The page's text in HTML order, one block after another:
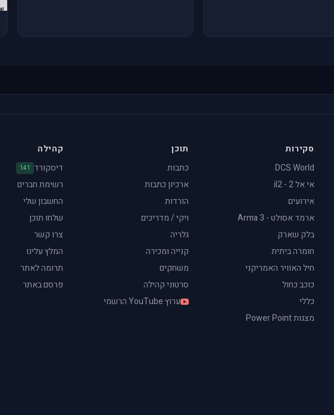
סקירות
DCS World
אי אל 2 - il2
אירועים
ארמד אסולט - Arma 3
בלק שארק
חומרה ביתית
חיל האוויר האמריקני
כוכב כחול
כללי
מצגות Power Point
תוכן
כתבות
ארכיון כתבות
הורדות
ויקי / מדריכים
גלריה
קנייה ומכירה
משחקים
סרטוני קהילה
ערוץ YouTube הרשמי
קהילה
דיסקורד
141
רשימת חברים
החשבון שלי
שלחו תוכן
צרו קשר
המלץ עלינו
תרומה לאתר
פרסם באתר